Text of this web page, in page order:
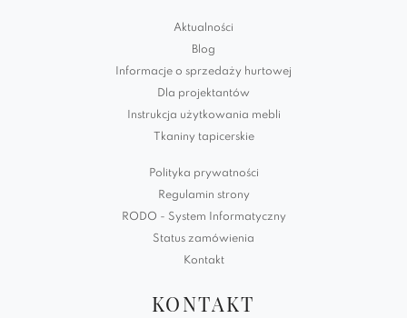
Aktualności
Blog
Informacje o sprzedaży hurtowej
Dla projektantów
Instrukcja użytkowania mebli
Tkaniny tapicerskie
Polityka prywatności
Regulamin strony
RODO - System Informatyczny
Status zamówienia
Kontakt
KONTAKT